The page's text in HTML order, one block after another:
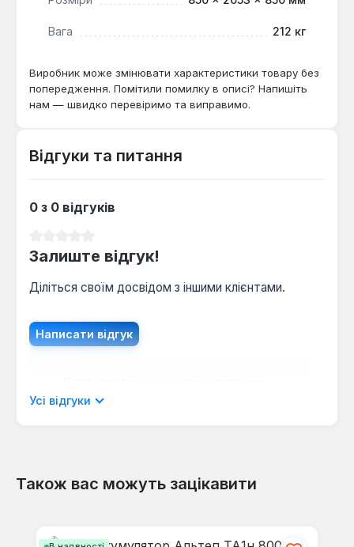
Вага 212 кг
Виробник може змінювати характеристики товару без
попередження. Помітили помилку в описі? Напишіть
нам — швидко перевіримо та виправимо.
Відгуки та питання
0 з 0 відгуків
Залиште відгук!
Діліться своїм досвідом з іншими клієнтами.
Написати відгук
мовою.
Відгуків не знайдено. Поділіться
Усі відгуки
Також вас можуть зацікавити